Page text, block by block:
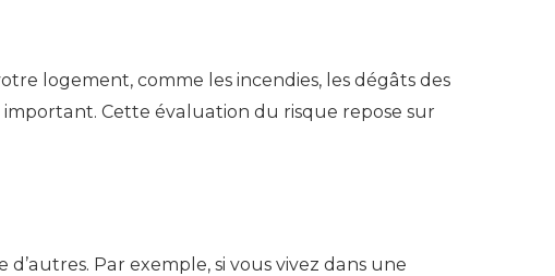
logement, comme les incendies, les dégâts des
important. Cette évaluation du risque repose sur
Par exemple, si vous vivez dans une